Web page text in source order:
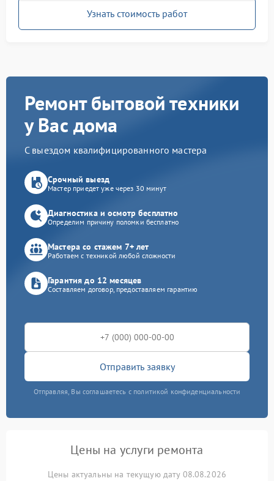
Узнать стоимость работ
Ремонт бытовой техники
у Вас дома
С выездом квалифицированного мастера
Срочный выезд
Мастер приедет уже через 30 минут
Диагностика и осмотр бесплатно
Определим причину поломки бесплатно
Мастера со стажем 7+ лет
Работаем с техникой любой сложности
Гарантия до 12 месяцев
Составляем договор, предоставляем гарантию
Отправить заявку
Отправляя, Вы соглашаетесь с политикой конфиденциальности
Цены на услуги ремонта
Цены актуальны на текущую дату 08.08.2026